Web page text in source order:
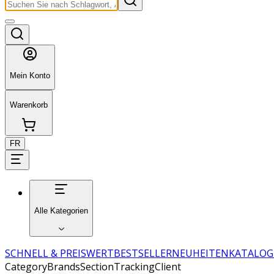
Mein Konto
Warenkorb
FR
Alle Kategorien
SCHNELL & PREISWERTBESTSELLERNEUHEITENKATALOG
CategoryBrandsSectionTrackingClient